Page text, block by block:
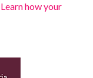
Learn how your